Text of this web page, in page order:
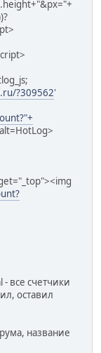
?309562'
все счетчики
оставил
название